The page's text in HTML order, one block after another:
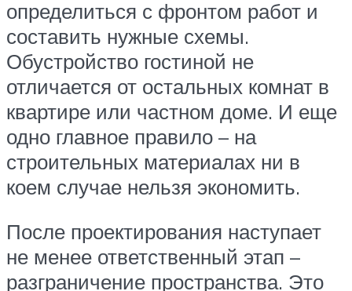
определиться с фронтом работ и
составить нужные схемы.
Обустройство гостиной не
отличается от остальных комнат в
квартире или частном доме. И еще
одно главное правило – на
строительных материалах ни в
коем случае нельзя экономить.
После проектирования наступает
не менее ответственный этап –
разграничение пространства. Это